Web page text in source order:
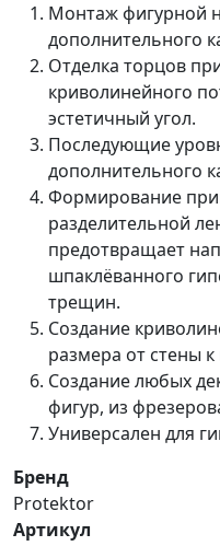
Монтаж фигурной
дополнительного
Отделка торцов
криволинейного
эстетичный угол.
Последующие
дополнительного
Формирование
разделительной
предотвращает
шпаклёванного
трещин.
Создание
размера от стены к
Создание любых
фигур, из
Универсален для
Бренд
Protektor
Артикул